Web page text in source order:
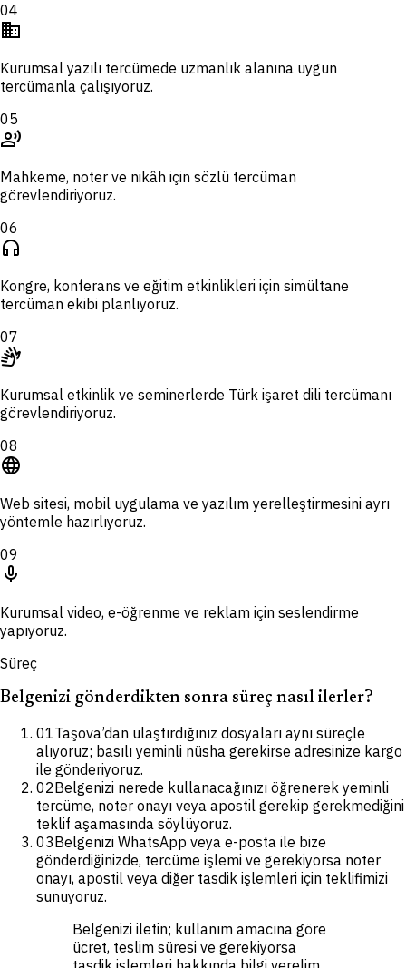
04
domain
Kurumsal yazılı tercümede uzmanlık alanına uygun
tercümanla çalışıyoruz.
05
record_voice_over
Mahkeme, noter ve nikâh için sözlü tercüman
görevlendiriyoruz.
06
headphones
Kongre, konferans ve eğitim etkinlikleri için simültane
tercüman ekibi planlıyoruz.
07
sign_language
Kurumsal etkinlik ve seminerlerde Türk işaret dili tercümanı
görevlendiriyoruz.
08
language
Web sitesi, mobil uygulama ve yazılım yerelleştirmesini ayrı
yöntemle hazırlıyoruz.
09
mic
Kurumsal video, e-öğrenme ve reklam için seslendirme
yapıyoruz.
Süreç
Belgenizi gönderdikten sonra süreç nasıl ilerler?
01Taşova’dan ulaştırdığınız dosyaları aynı süreçle
alıyoruz; basılı yeminli nüsha gerekirse adresinize kargo
ile gönderiyoruz.
02Belgenizi nerede kullanacağınızı öğrenerek yeminli
tercüme, noter onayı veya apostil gerekip gerekmediğini
teklif aşamasında söylüyoruz.
03Belgenizi WhatsApp veya e-posta ile bize
gönderdiğinizde, tercüme işlemi ve gerekiyorsa noter
onayı, apostil veya diğer tasdik işlemleri için teklifimizi
sunuyoruz.
Belgenizi iletin; kullanım amacına göre
ücret, teslim süresi ve gerekiyorsa